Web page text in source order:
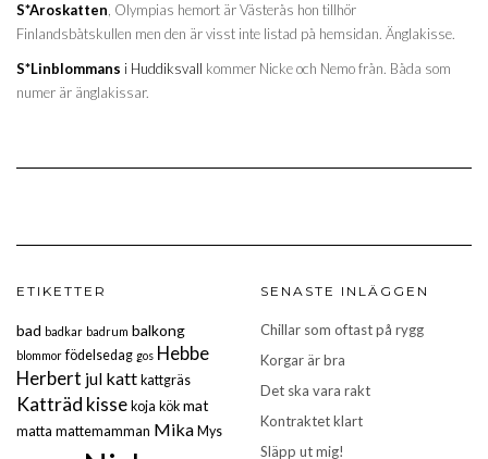
S*Aroskatten , Olympias hemort är Västerås hon tillhör
Finlandsbåtskullen men den är visst inte listad på hemsidan. Änglakisse.
S*Linblommans i Huddiksvall kommer Nicke och Nemo från. Båda som
numer är änglakissar.
ETIKETTER
bad badkar badrum balkong
blommor födelsedag gos Hebbe
Herbert jul katt kattgräs
Katträd kisse koja kök mat
matta mattemamman Mika Mys
SENASTE INLÄGGEN
Chillar som oftast på rygg
Korgar är bra
Det ska vara rakt
Kontraktet klart
Släpp ut mig!